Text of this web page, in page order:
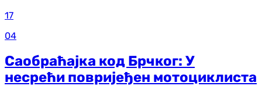
17
04
Саобраћајка код Брчког: У
несрећи повријеђен мотоциклиста